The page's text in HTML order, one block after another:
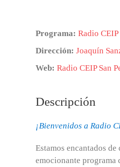
Programa: Radio CEIP
Dirección: Joaquín
Web: Radio CEIP San
Descripción
¡Bienvenidos a Radio
Estamos encantados
emocionante programa